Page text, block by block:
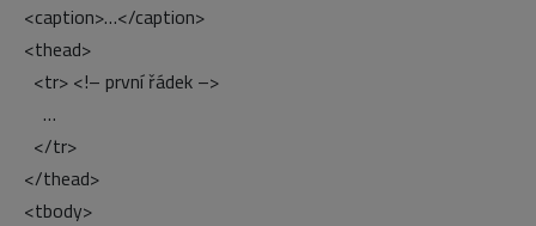
<caption>…</caption>
<thead>
<tr> <!– první řádek –>
…
</tr>
</thead>
<tbody>